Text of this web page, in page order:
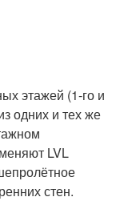
этажей (1-го и
одних и тех же
LVL
стен.